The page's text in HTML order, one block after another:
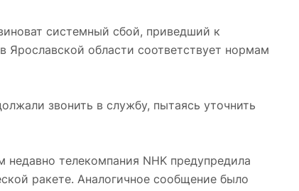
системный сбой, приведший к
области соответствует нормам
звонить в службу, пытаясь уточнить
телекомпания NHK предупредила
ракете. Аналогичное сообщение было